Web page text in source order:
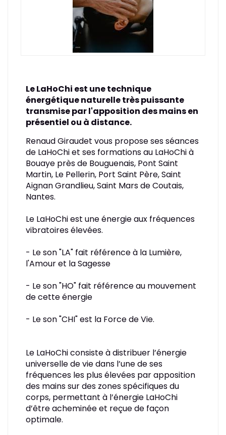
Le LaHoChi est une technique
énergétique naturelle très puissante
transmise par l'apposition des mains en
présentiel ou à distance.
Renaud Giraudet vous propose ses séances
de LaHoChi et ses formations au LaHoChi à
Bouaye près de Bouguenais, Pont Saint
Martin, Le Pellerin, Port Saint Père, Saint
Aignan Grandlieu, Saint Mars de Coutais,
Nantes.
Le LaHoChi est une énergie aux fréquences
vibratoires élevées.
- Le son "LA" fait référence à la Lumière,
l'Amour et la Sagesse
- Le son "HO" fait référence au mouvement
de cette énergie
- Le son "CHI" est la Force de Vie.
Le LaHoChi consiste à distribuer l’énergie
universelle de vie dans l’une de ses
fréquences les plus élevées par apposition
des mains sur des zones spécifiques du
corps, permettant à l’énergie LaHoChi
d’être acheminée et reçue de façon
optimale.